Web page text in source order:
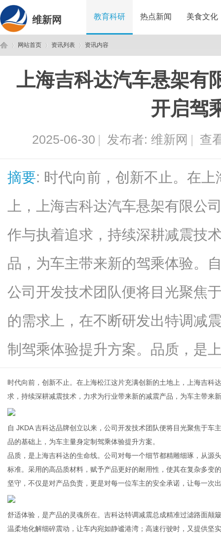
维新网 教育科研 热点新闻 美食文化
网站首页
›
资讯列表
›
资讯内容
上海吉科达汽车悬架有
开启驾
2025-06-30 | 发布者: 维新网 | 查
摘要: 时代向前，创新不止。在
上，上海吉科达汽车悬架有限公
作与执着追求，持续深耕减震技
品，为车主带来新的驾乘体验。
公司开发技术团队便将目光聚焦
的需求上，在不断研发出特调减
制驾乘体验提升方案。品质，是
时代向前，创新不止。在上海松江这片充满创新的土地上，上海吉科
求，持续深耕减震技术，力求为行业带来新的减震产品，为车主带来
自 JKDA 吉科达品牌创立以来，公司开发技术团队便将目光聚焦于
品的基础上，为车主量身定制驾乘体验提升方案。
品质，是上海吉科达的生命线。公司对每一个细节都精雕细琢，从源
标准。采用的高品质材料，赋予产品更好的耐用性，使其在复杂多变
坚守，不仅是对产品负责，更是对每一位车主的安全承诺，让每一次
舒适体验，是产品的灵魂所在。吉科达特调减震总成精准过滤路面颠
温柔地化解细碎震动，让车内宛如静谧港湾；高速行驶时，又提供坚